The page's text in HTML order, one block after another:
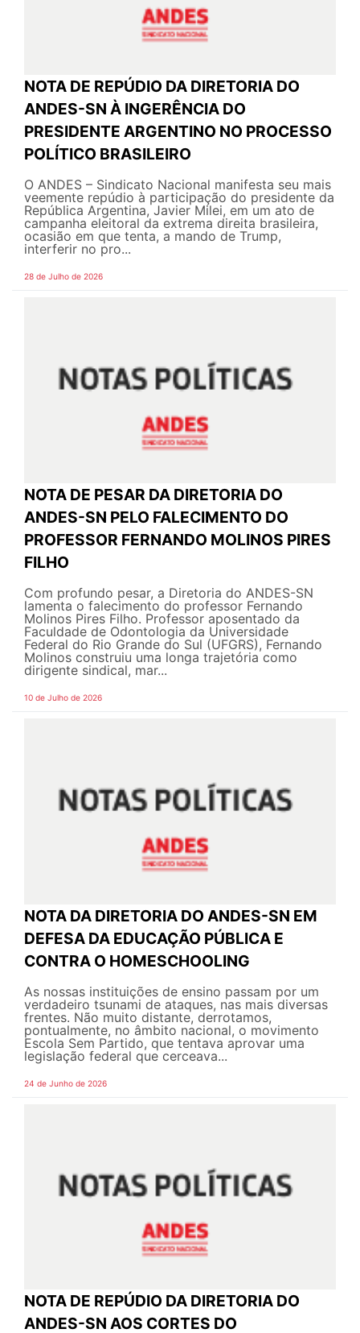
NOTA DE REPÚDIO DA DIRETORIA DO
ANDES-SN À INGERÊNCIA DO
PRESIDENTE ARGENTINO NO PROCESSO
POLÍTICO BRASILEIRO
O ANDES – Sindicato Nacional manifesta seu mais
veemente repúdio à participação do presidente da
República Argentina, Javier Milei, em um ato de
campanha eleitoral da extrema direita brasileira,
ocasião em que tenta, a mando de Trump,
interferir no pro...
28 de Julho de 2026
NOTA DE PESAR DA DIRETORIA DO
ANDES-SN PELO FALECIMENTO DO
PROFESSOR FERNANDO MOLINOS PIRES
FILHO
Com profundo pesar, a Diretoria do ANDES-SN
lamenta o falecimento do professor Fernando
Molinos Pires Filho. Professor aposentado da
Faculdade de Odontologia da Universidade
Federal do Rio Grande do Sul (UFGRS), Fernando
Molinos construiu uma longa trajetória como
dirigente sindical, mar...
10 de Julho de 2026
NOTA DA DIRETORIA DO ANDES-SN EM
DEFESA DA EDUCAÇÃO PÚBLICA E
CONTRA O HOMESCHOOLING
As nossas instituições de ensino passam por um
verdadeiro tsunami de ataques, nas mais diversas
frentes. Não muito distante, derrotamos,
pontualmente, no âmbito nacional, o movimento
Escola Sem Partido, que tentava aprovar uma
legislação federal que cerceava...
24 de Junho de 2026
NOTA DE REPÚDIO DA DIRETORIA DO
ANDES-SN AOS CORTES DO